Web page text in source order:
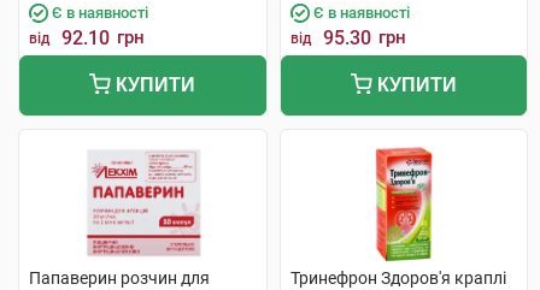
Є в наявності
від 92.10 грн
КУПИТИ
Є в наявності
від 95.30 грн
КУПИТИ
Папаверин розчин для
Тринефрон Здоров'я краплі